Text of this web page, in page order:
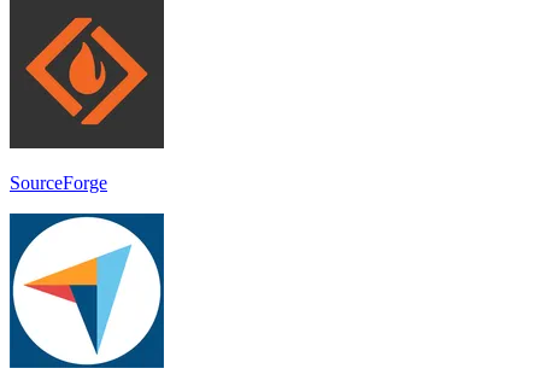
SourceForge